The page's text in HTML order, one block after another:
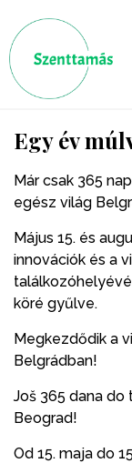
Egy év
Már csak 365
egész világ
Május 15. és
innovációk és a
köré gyűlve.
Megkezdődik a
Belgrádban!
Još 365 dana do
Beograd!
Od 15. maja do